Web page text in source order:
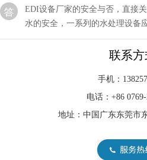
水的安全，一系列的水处理设备
上保证用水的安全。还有一些工
edi系统由哪几部分组成？
在现代健康意识不断提升的背景
讨EDI净水设备的模块系统
水资源的危机一直是我国的重点
联系方
手机：
电话：+86 0769-
地址：中国广东东莞市